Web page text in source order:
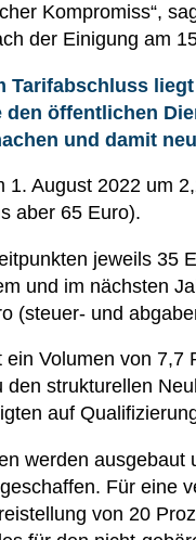
Kompromiss“,
der Einigung am
Tarifabschluss
öffentlichen
und damit
August 2022 um
aber 65 Euro).
jeweils 35
und im nächsten
(steuer- und
Volumen von 7,7
strukturellen
auf
werden ausgebaut
Für eine
von 20